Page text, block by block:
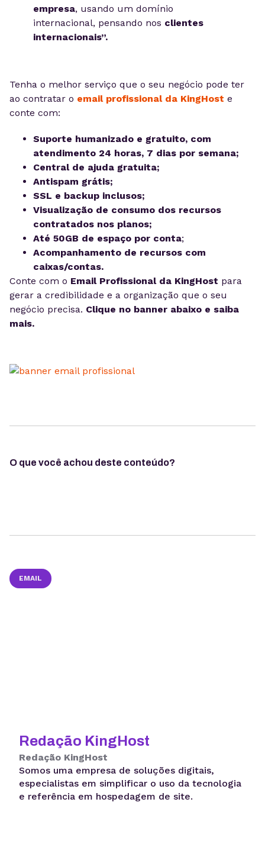
empresa, usando um domínio
internacional, pensando nos clientes
internacionais”.
Tenha o melhor serviço que o seu negócio pode ter
ao contratar o email profissional da KingHost e
conte com:
Suporte humanizado e gratuito, com
atendimento 24 horas, 7 dias por semana;
Central de ajuda gratuita;
Antispam grátis;
SSL e backup inclusos;
Visualização de consumo dos recursos
contratados nos planos;
Até 50GB de espaço por conta;
Acompanhamento de recursos com
caixas/contas.
Conte com o Email Profissional da KingHost para
gerar a credibilidade e a organização que o seu
negócio precisa. Clique no banner abaixo e saiba
mais.
O que você achou deste conteúdo?
EMAIL
Redação KingHost
Redação KingHost
Somos uma empresa de soluções digitais,
especialistas em simplificar o uso da tecnologia
e referência em hospedagem de site.